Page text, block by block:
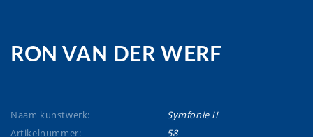
RON VAN DER WERF
Naam kunstwerk:
Symfonie II
Artikelnummer:
58